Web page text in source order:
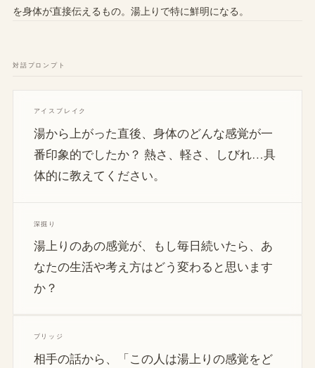
を身体が直接伝えるもの。湯上りで特に鮮明になる。
対話プロンプト
アイスブレイク
湯から上がった直後、身体のどんな感覚が一
番印象的でしたか？ 熱さ、軽さ、しびれ…具
体的に教えてください。
深掘り
湯上りのあの感覚が、もし毎日続いたら、あ
なたの生活や考え方はどう変わると思います
か？
ブリッジ
相手の話から、「この人は湯上りの感覚をど